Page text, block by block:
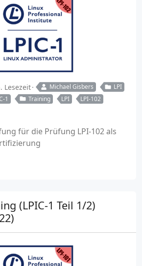
Lesezeit Michael Gisbers
LPI
1 Training LPI
LPI-102
für die Prüfung LPI-102 als
(LPIC-1 Teil 1/2)